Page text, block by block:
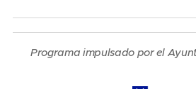
Programa impulsado por el